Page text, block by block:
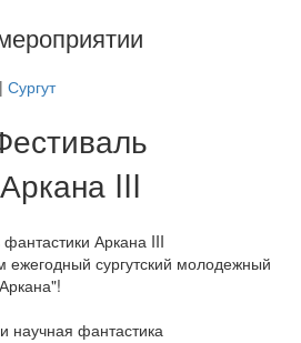
Сургут
III
ежегодный сургутский молодежный
научная фантастика